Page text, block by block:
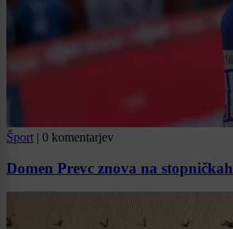
Šport | 0 komentarjev
Domen Prevc znova na stopničkah